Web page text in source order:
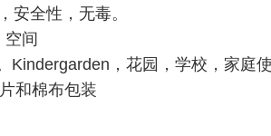
安全性，无毒。
间
Kindergarden，花园，学校，家庭
和棉布包装